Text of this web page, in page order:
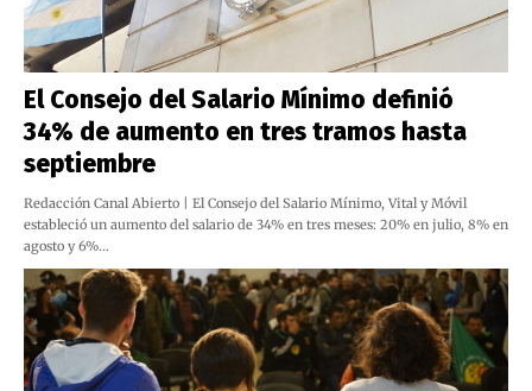
El Consejo del Salario Mínimo definió
34% de aumento en tres tramos hasta
septiembre
Redacción Canal Abierto | El Consejo del Salario Mínimo, Vital y Móvil
estableció un aumento del salario de 34% en tres meses: 20% en julio, 8% en
agosto y 6%…